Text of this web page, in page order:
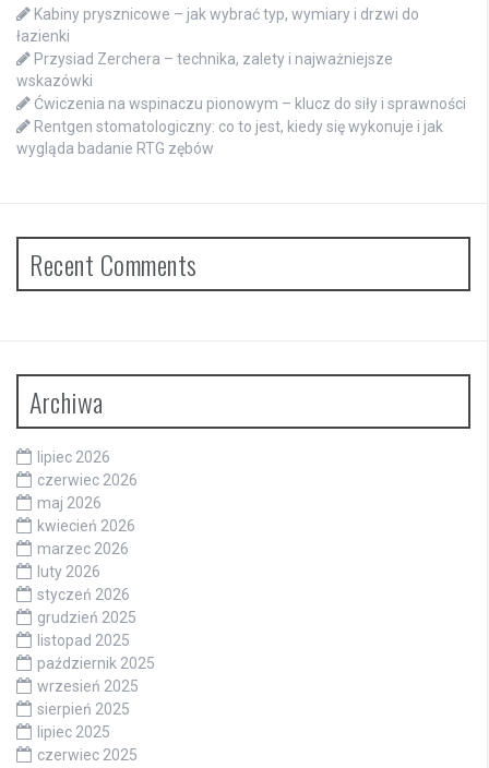
Kabiny prysznicowe – jak wybrać typ, wymiary i drzwi do
łazienki
Przysiad Zerchera – technika, zalety i najważniejsze
wskazówki
Ćwiczenia na wspinaczu pionowym – klucz do siły i sprawności
Rentgen stomatologiczny: co to jest, kiedy się wykonuje i jak
wygląda badanie RTG zębów
Recent Comments
Archiwa
lipiec 2026
czerwiec 2026
maj 2026
kwiecień 2026
marzec 2026
luty 2026
styczeń 2026
grudzień 2025
listopad 2025
październik 2025
wrzesień 2025
sierpień 2025
lipiec 2025
czerwiec 2025